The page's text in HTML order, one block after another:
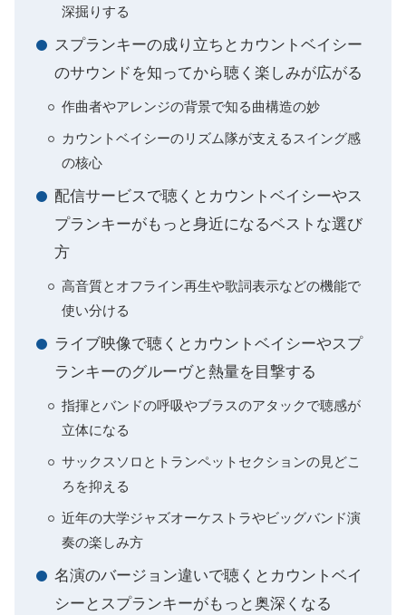
深掘りする
スプランキーの成り立ちとカウントベイシー
のサウンドを知ってから聴く楽しみが広がる
作曲者やアレンジの背景で知る曲構造の妙
カウントベイシーのリズム隊が支えるスイング感
の核心
配信サービスで聴くとカウントベイシーやス
プランキーがもっと身近になるベストな選び
方
高音質とオフライン再生や歌詞表示などの機能で
使い分ける
ライブ映像で聴くとカウントベイシーやスプ
ランキーのグルーヴと熱量を目撃する
指揮とバンドの呼吸やブラスのアタックで聴感が
立体になる
サックスソロとトランペットセクションの見どこ
ろを抑える
近年の大学ジャズオーケストラやビッグバンド演
奏の楽しみ方
名演のバージョン違いで聴くとカウントベイ
シーとスプランキーがもっと奥深くなる